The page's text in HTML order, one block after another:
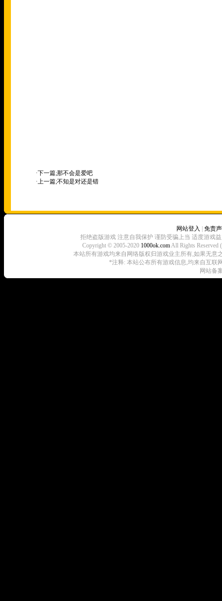
·下一篇;那不会是爱吧
·上一篇;不知是对还是错
网站登入
免责
拒绝盗版游戏 注意自我保护 谨防受骗上当 适度游戏
Copyright © 2005-2020 1000ok.comAll Rights
本站所有游戏均来自网络版权归游戏业主所有,如果无意
*注释: 本站公布所有游戏信息,均来自互联
网站备